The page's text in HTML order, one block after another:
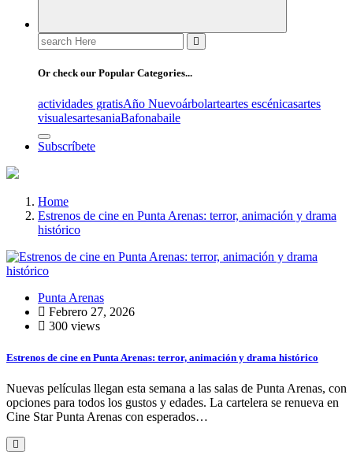
Search
for:
Or check our Popular Categories...
actividades gratisAño Nuevoárbolarteartes escénicasartes
visualesartesaniaBafonabaile
Subscríbete
Home
Estrenos de cine en Punta Arenas: terror, animación y drama
histórico
Punta Arenas
Febrero 27, 2026
300 views
Estrenos de cine en Punta Arenas: terror, animación y drama histórico
Nuevas películas llegan esta semana a las salas de Punta Arenas, con
opciones para todos los gustos y edades. La cartelera se renueva en
Cine Star Punta Arenas con esperados…